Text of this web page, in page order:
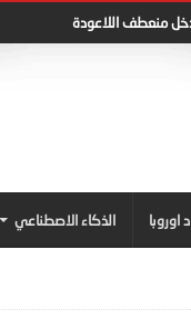
منعطف اللاعودة
اوروبا الذكاء الاصطناعي